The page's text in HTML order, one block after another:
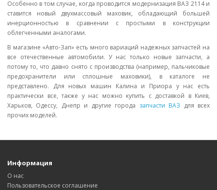
Особенно в том случае, когда проводится модернизация ВАЗ 2114 и
ставится новый двухмассовый маховик, обладающий большей
инерционностью в сравнении с простыми в конструкции
облегченными аналогами.
В магазине «Авто-Зап» есть много вариаций надежных запчастей на
все отечественные автомобили. У нас только новые запчасти, а
потому то, что давно снято с производства (например, пальчиковые
предохранители или сплошные маховики), в каталоге не
представлено. Для новых машин Калина и Приора у нас есть
практически все, также у нас можно купить с доставкой в Киев,
Харьков, Одессу, Днепр и другие города запчасти ВАЗ для всех
прочих моделей.
Информация
О нас
Пользовательское соглашение